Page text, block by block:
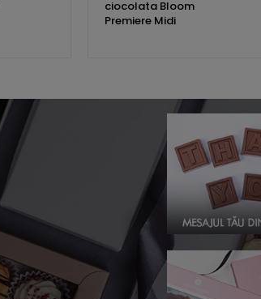
ciocolata Bloom
Premiere Midi